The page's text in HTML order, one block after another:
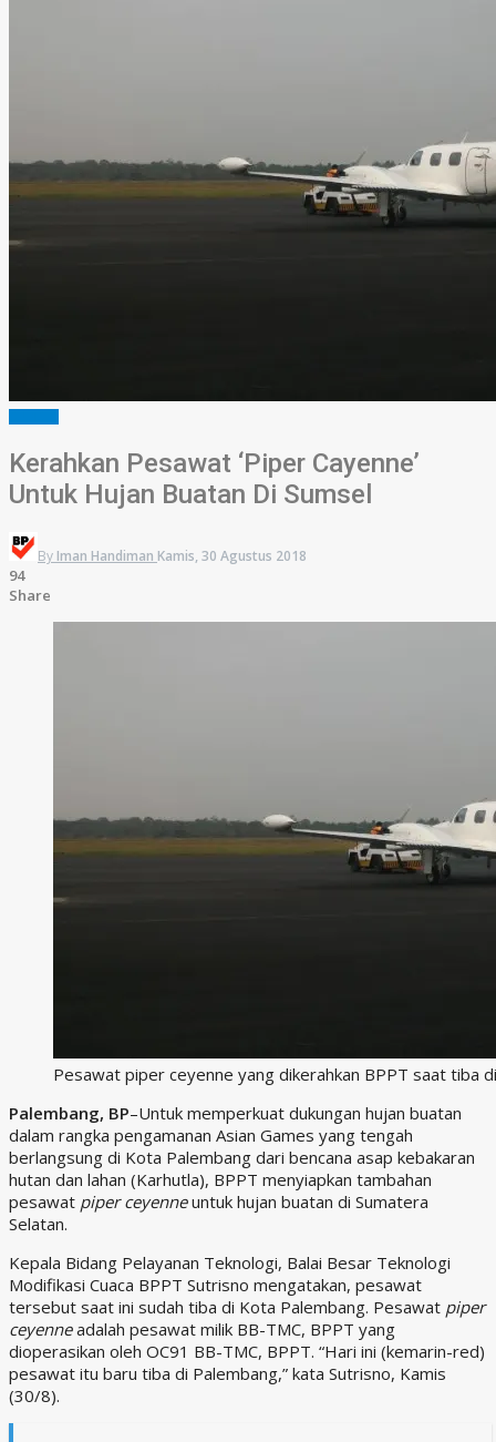
Kerahkan Pesawat ‘Piper Cayenne’
Untuk Hujan Buatan Di Sumsel
By Iman Handiman Kamis, 30 Agustus 2018
94
Share
Pesawat piper ceyenne yang dikerahkan BPPT saat tiba
Palembang, BP–Untuk memperkuat dukungan hujan buatan
dalam rangka pengamanan Asian Games yang tengah
berlangsung di Kota Palembang dari bencana asap kebakaran
hutan dan lahan (Karhutla), BPPT menyiapkan tambahan
pesawat piper ceyenneuntuk hujan buatan di Sumatera
Selatan.
Kepala Bidang Pelayanan Teknologi, Balai Besar Teknologi
Modifikasi Cuaca BPPT Sutrisno mengatakan, pesawat
tersebut saat ini sudah tiba di Kota Palembang. Pesawat piper
ceyenneadalah pesawat milik BB-TMC, BPPT yang
dioperasikan oleh OC91 BB-TMC, BPPT. “Hari ini (kemarin-red)
pesawat itu baru tiba di Palembang,” kata Sutrisno, Kamis
(30/8).